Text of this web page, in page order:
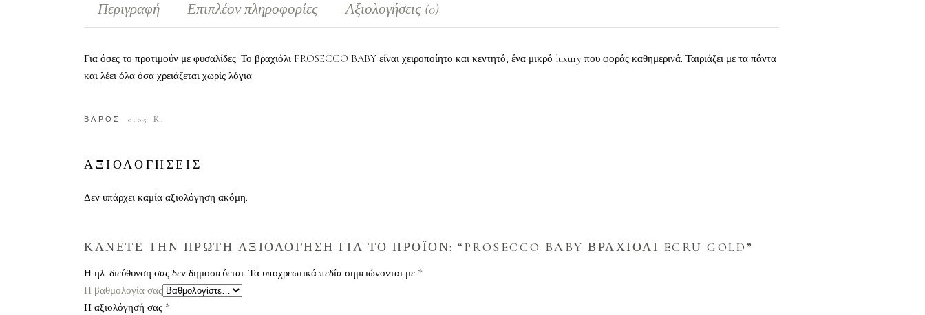
Περιγραφή Επιπλέον πληροφορίες Αξιολογήσεις (0)
Για όσες το προτιμούν με φυσαλίδες. Το βραχιόλι PROSECCO BABY είναι χειροποίητο και κεντητό, ένα μικρό luxury που φοράς καθημερινά. Ταιριάζει με τα πάντα
και λέει όλα όσα χρειάζεται χωρίς λόγια.
ΒΑΡΟΣ 0.05 Κ.
ΑΞΙΟΛΟΓΗΣΕΙΣ
Δεν υπάρχει καμία αξιολόγηση ακόμη.
ΚΑΝΕΤΕ ΤΗΝ ΠΡΩΤΗ ΑΞΙΟΛΟΓΗΣΗ ΓΙΑ ΤΟ ΠΡΟΪΟΝ: “PROSECCO BABY ΒΡΑΧΙΟΛΙ ECRU GOLD”
Η ηλ. διεύθυνση σας δεν δημοσιεύεται. Τα υποχρεωτικά πεδία σημειώνονται με *
Η βαθμολογία σας
Η αξιολόγησή σας *